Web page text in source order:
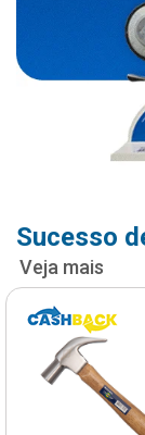
Sucesso
Veja mais